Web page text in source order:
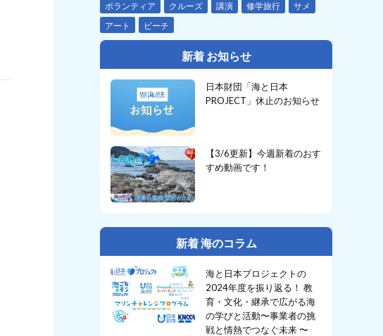
ボランティア
クルーズ 講演 修学旅行
サメ
アート
ビーチ
新着 お知らせ
日本財団「海と日本
PROJECT」休止のお知らせ
【3/6更新】今週新着のおす
すめ動画です！
新着 海のコラム
海と日本プロジェクトの
2024年度を振り返る！ 教
育・文化・継承で広がる海
の学びと活動〜事業者の挑
戦と情熱でつなぐ未来 〜